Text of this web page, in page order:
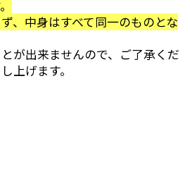
、中身はすべて同一のものとな
が出来ませんので、ご了承くだ
上げます。